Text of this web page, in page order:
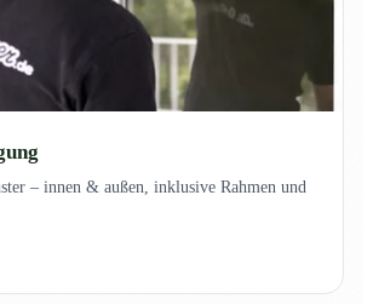
– innen & außen, inklusive Rahmen und